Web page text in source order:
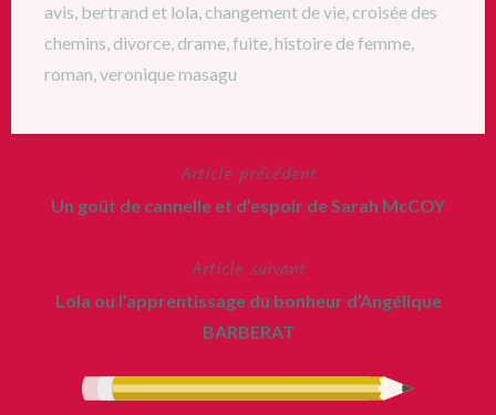
avis, bertrand et lola,changement de vie,croisée des
chemins, divorce, drame,fuite,histoire de femme,
roman,veronique masagu
Article précédent
Un goût de cannelle et d’espoir de Sarah McCOY
Article suivant
Lola ou l’apprentissage du bonheur d’Angélique
BARBERAT